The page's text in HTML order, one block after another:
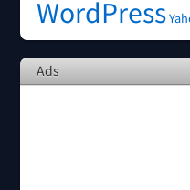
WordPress
Ads